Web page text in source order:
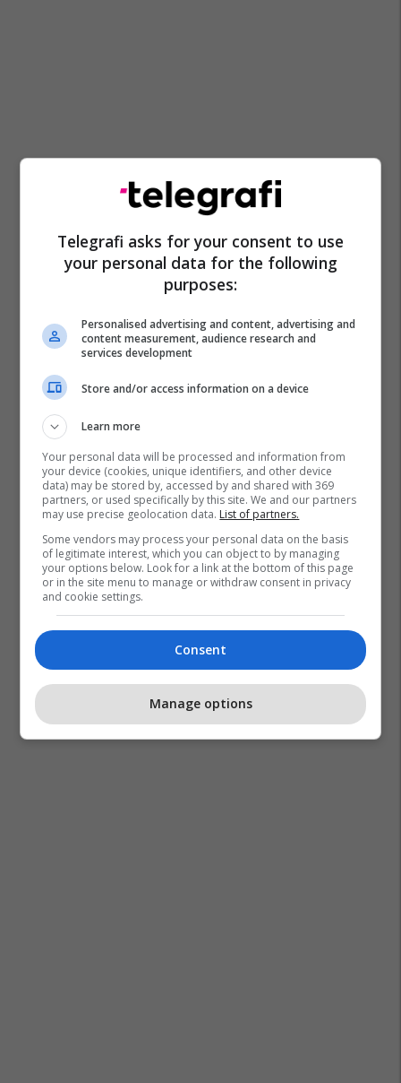
Mateus Fernandes
Premier League
Transferimet Psg Ligue 1
Telegrafi asks for your consent to use
your personal data for the following
purposes:
Personalised advertising and content, advertising and
content measurement, audience research and
services development
Store and/or access information on a device
Learn more
Your personal data will be processed and information from
your device (cookies, unique identifiers, and other device
data) may be stored by, accessed by and shared with 369
partners, or used specifically by this site. We and our partners
may use precise geolocation data. List of partners.
Some vendors may process your personal data on the basis
of legitimate interest, which you can object to by managing
your options below. Look for a link at the bottom of this page
or in the site menu to manage or withdraw consent in privacy
and cookie settings.
Consent
Manage options